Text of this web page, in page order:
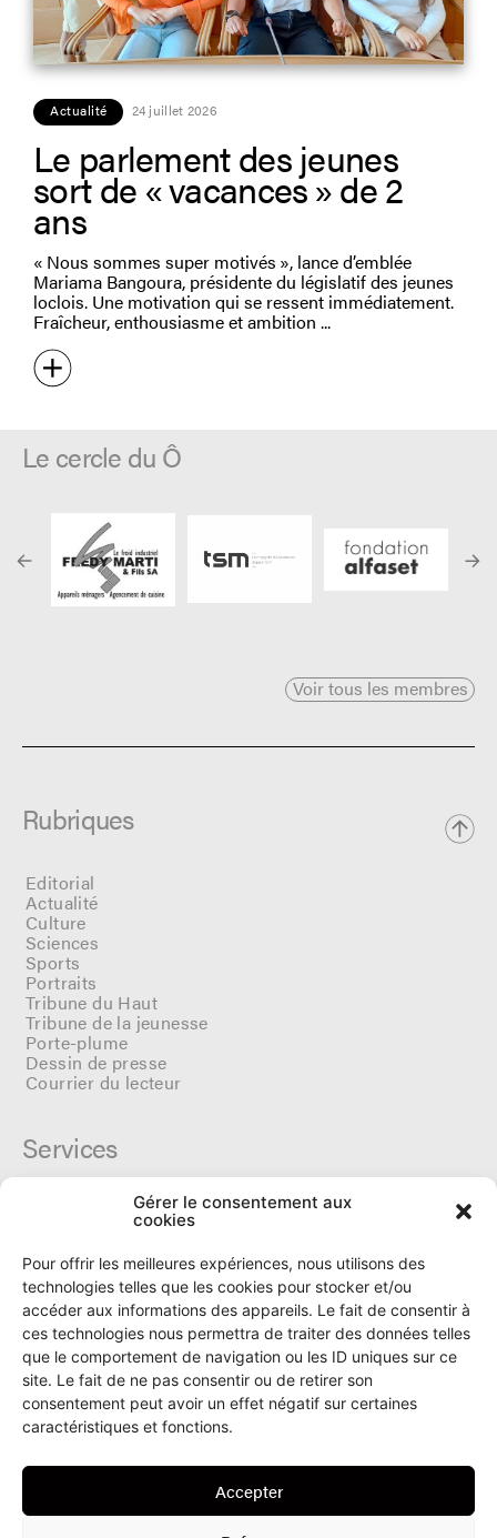
Gérer le consentement aux
cookies
Pour offrir les meilleures expériences, nous utilisons des
technologies telles que les cookies pour stocker et/ou
accéder aux informations des appareils. Le fait de consentir à
ces technologies nous permettra de traiter des données telles
que le comportement de navigation ou les ID uniques sur ce
site. Le fait de ne pas consentir ou de retirer son
consentement peut avoir un effet négatif sur certaines
caractéristiques et fonctions.
Accepter
Actualité 24 juillet 2026
Le parlement des jeunes
sort de « vacances » de 2
ans
« Nous sommes super motivés », lance d’emblée
Mariama Bangoura, présidente du législatif des jeunes
loclois. Une motivation qui se ressent immédiatement.
Fraîcheur, enthousiasme et ambition
Le cercle du Ô
Voir tous les membres
Rubriques
Editorial
Actualité
Culture
Sciences
Sports
Portraits
Tribune du Haut
Tribune de la jeunesse
Porte-plume
Dessin de presse
Courrier du lecteur
Services
Tarifs et dates de parutions
Politique de cookies
Politique de confidentialité
Le Ô
2300 La Chaux-de-Fonds
info@le-O.ch